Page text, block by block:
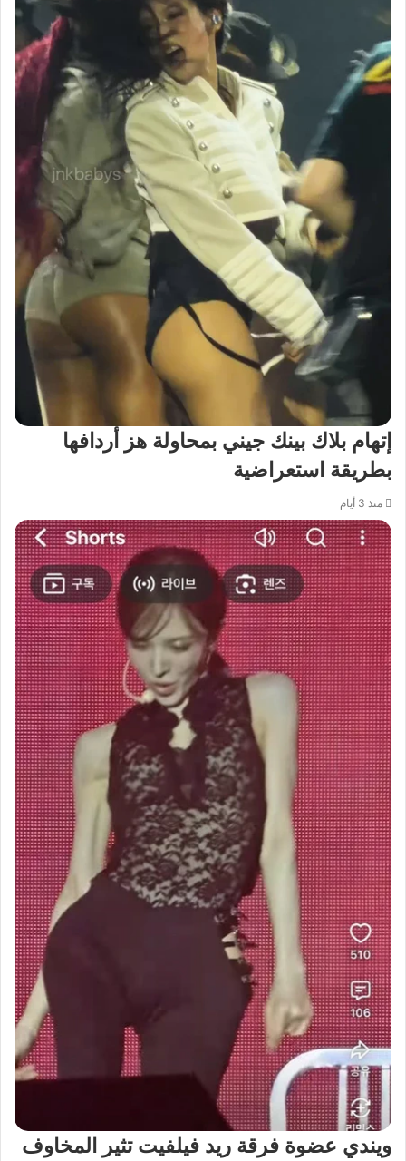
إتهام بلاك بينك جيني بمحاولة هز أردافها
بطريقة استعراضية
منذ 3 أيام
ويندي عضوة فرقة ريد فيلفيت تثير المخاوف